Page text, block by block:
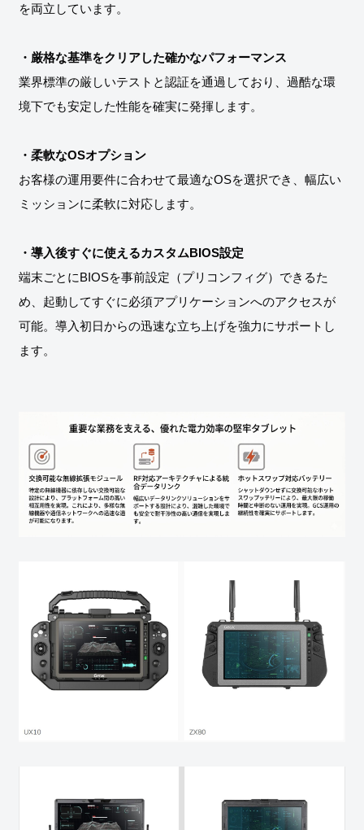
を両立しています。
・厳格な基準をクリアした確かなパフォーマンス
業界標準の厳しいテストと認証を通過しており、過酷な環
境下でも安定した性能を確実に発揮します。
・柔軟なOSオプション
お客様の運用要件に合わせて最適なOSを選択でき、幅広い
ミッションに柔軟に対応します。
・導入後すぐに使えるカスタムBIOS設定
端末ごとにBIOSを事前設定（プリコンフィグ）できるた
め、起動してすぐに必須アプリケーションへのアクセスが
可能。導入初日からの迅速な立ち上げを強力にサポートし
ます。